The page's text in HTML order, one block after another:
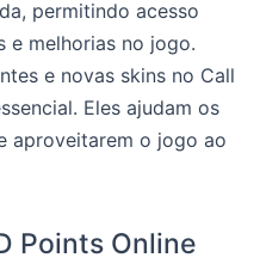
permitindo acesso
e melhorias no jogo.
e novas skins no Call
Eles ajudam os
aproveitarem o jogo ao
Points Online